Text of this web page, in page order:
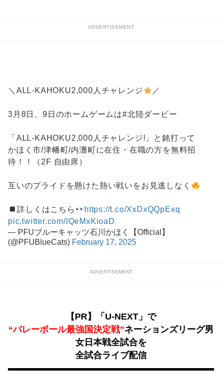
ADVERTISEMENT
＼ALL-KAHOKU2,000人チャレンジ ／
3月8日、9日のホームゲームは#北陸ダービー
「ALL-KAHOKU2,000人チャレンジ!」と銘打って
かほく市/津幡町/内灘町に在住・在職の方を無料招
待！！（2F 自由席）
互いのプライドを懸けた熱い戦いをお見逃しなく
詳しくはこちら
https://t.co/XxDxQQpExq
pic.twitter.com/IQeMxKioaD
— PFUブルーキャッツ石川かほく【Official】
(@PFUBlueCats) February 17, 2025
ADVERTISEMENT
【PR】「U-NEXT」で
“バレーボール最強国決定戦”ネーションズリーグ男
女日本戦全試合を
全試合ライブ配信